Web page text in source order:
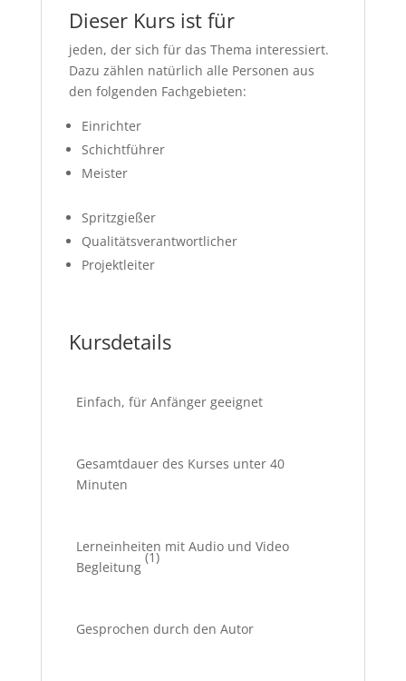
Dieser Kurs ist für
jeden, der sich für das Thema interessiert.
Dazu zählen natürlich alle Personen aus
den folgenden Fachgebieten:
Einrichter
Schichtführer
Meister
Spritzgießer
Qualitätsverantwortlicher
Projektleiter
Kursdetails
Einfach, für Anfänger geeignet
Gesamtdauer des Kurses unter 40
Minuten
Lerneinheiten mit Audio und Video
Begleitung
(1)
Gesprochen durch den Autor